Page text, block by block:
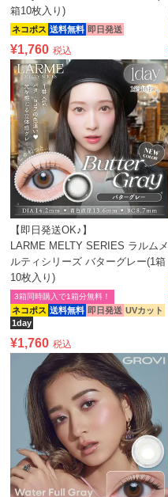
箱10枚入り)
ネコポス 送料無料 即日発送
¥1,760 税込
【即日発送OK♪】
LARME MELTY SERIES ラルムメ
ルティシリーズ バターグレー(1箱
10枚入り)
ネコポス 送料無料 即日発送 UVカット
1day
3箱同時購入で1箱分無料！
¥1,760 税込